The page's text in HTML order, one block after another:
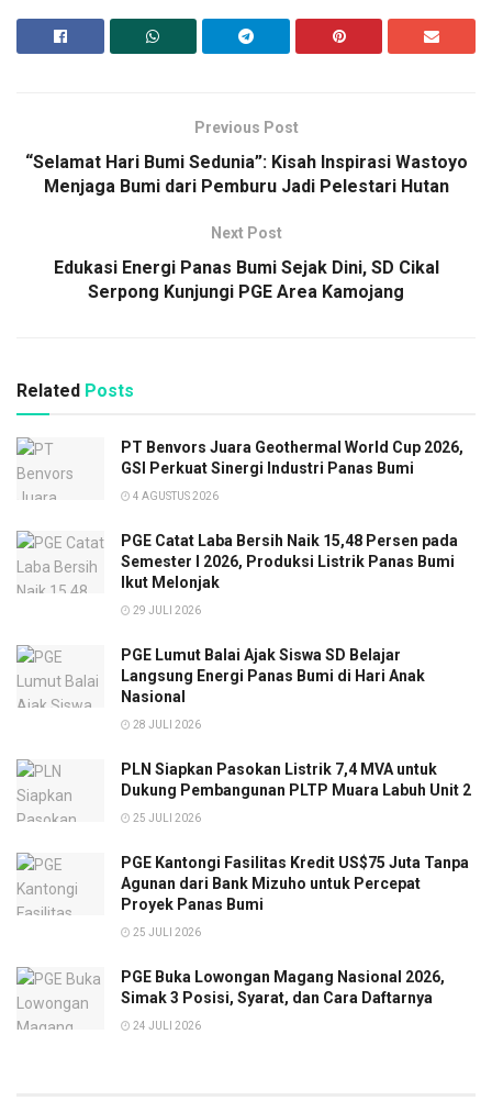
Previous Post
“Selamat Hari Bumi Sedunia”: Kisah Inspirasi Wastoyo
Menjaga Bumi dari Pemburu Jadi Pelestari Hutan
Next Post
Edukasi Energi Panas Bumi Sejak Dini, SD Cikal
Serpong Kunjungi PGE Area Kamojang
Related Posts
PT Benvors Juara Geothermal World Cup 2026,
GSI Perkuat Sinergi Industri Panas Bumi
4 AGUSTUS 2026
PGE Catat Laba Bersih Naik 15,48 Persen pada
Semester I 2026, Produksi Listrik Panas Bumi
Ikut Melonjak
29 JULI 2026
PGE Lumut Balai Ajak Siswa SD Belajar
Langsung Energi Panas Bumi di Hari Anak
Nasional
28 JULI 2026
PLN Siapkan Pasokan Listrik 7,4 MVA untuk
Dukung Pembangunan PLTP Muara Labuh Unit 2
25 JULI 2026
PGE Kantongi Fasilitas Kredit US$75 Juta Tanpa
Agunan dari Bank Mizuho untuk Percepat
Proyek Panas Bumi
25 JULI 2026
PGE Buka Lowongan Magang Nasional 2026,
Simak 3 Posisi, Syarat, dan Cara Daftarnya
24 JULI 2026